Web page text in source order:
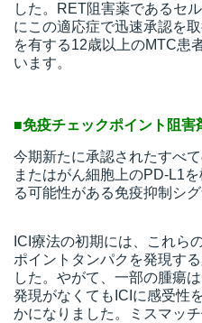
した。RET阻害薬であるセ
にこの適応症で迅速承認を
を有する12歳以上のMTC患
います。
■免疫チェックポイント阻害
今期新たに承認されたすべ
またはがん細胞上のPD-L1
る可能性がある免疫抑制シ
ICI療法の初期には、これら
ポイントタンパクを発現す
した。やがて、一部の腫瘍
発現がなくてもICIに感受性
かになりました。ミスマッ